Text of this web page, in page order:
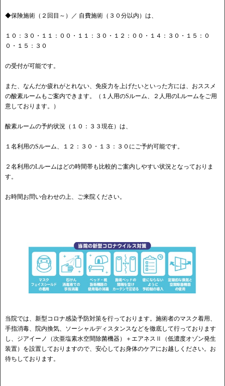
◆保険施術（２回目～）／ 自費施術（３０分以内）は、
１０：３０・１１：００・１１：３０・１２：００・１４：３０・１５：０
０・１５：３０
の受付が可能です。
また、なんだか疲れがとれない、免疫力を上げたいといった方には、おススメ
の酸素ルームもご案内できます。（１人用のSルーム、２人用のLルームをご用
意しております。）
酸素ルームの予約状況（１０：３３現在）は、
１名利用のSルーム、１２：３０・１３：３０にご予約可能です。
２名利用のLルームはどの時間帯も比較的ご案内しやすい状況となっておりま
す。
お時間お問い合わせの上、ご来院ください。
当院では、新型コロナ感染予防対策を行っております。施術者のマスク着用、
手指消毒、院内換気、ソーシャルディスタンスなどを徹底して行っております
し、ジアイーノ（次亜塩素水空間除菌機器）＋エアネスⅡ（低濃度オゾン発生
装置）を設置しておりますので、安心してお身体のケアにお越しください。お
待ちしております。